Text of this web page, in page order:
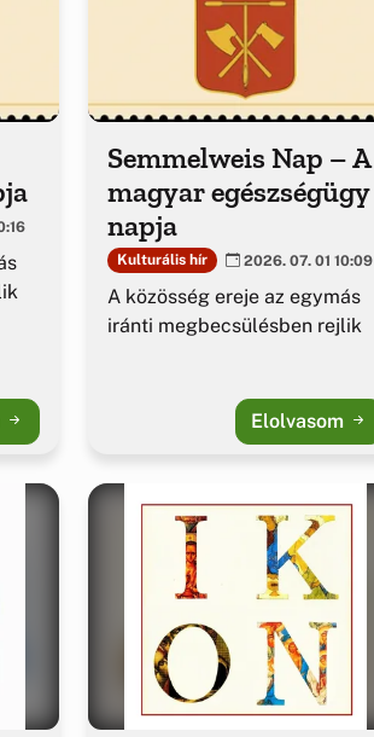
Semmelweis Nap – A
magyar egészségügy
napja
Kulturális hír 2026. 07. 01 10:09
A közösség ereje az egymás
iránti megbecsülésben rejlik
Elolvasom